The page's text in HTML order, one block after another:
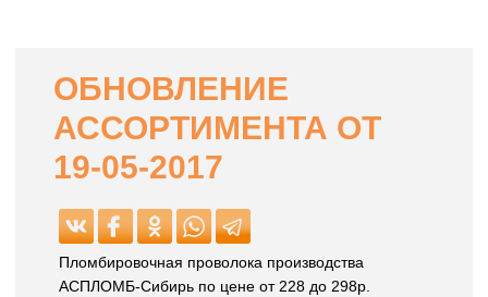
ОБНОВЛЕНИЕ
АССОРТИМЕНТА ОТ
19-05-2017
Пломбировочная проволока производства
АСПЛОМБ-Сибирь по цене от 228 до 298р.